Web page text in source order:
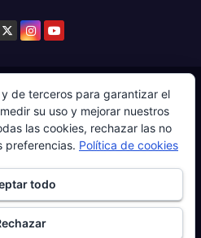
los derechos reservados.
Audiovisuales El
Visuals.
Publicidad
Contacto
Política de cookies
sobre las cookies
de terceros para garantizar el
su uso y mejorar nuestros
las cookies, rechazar las no
preferencias. Política de cookies
todo